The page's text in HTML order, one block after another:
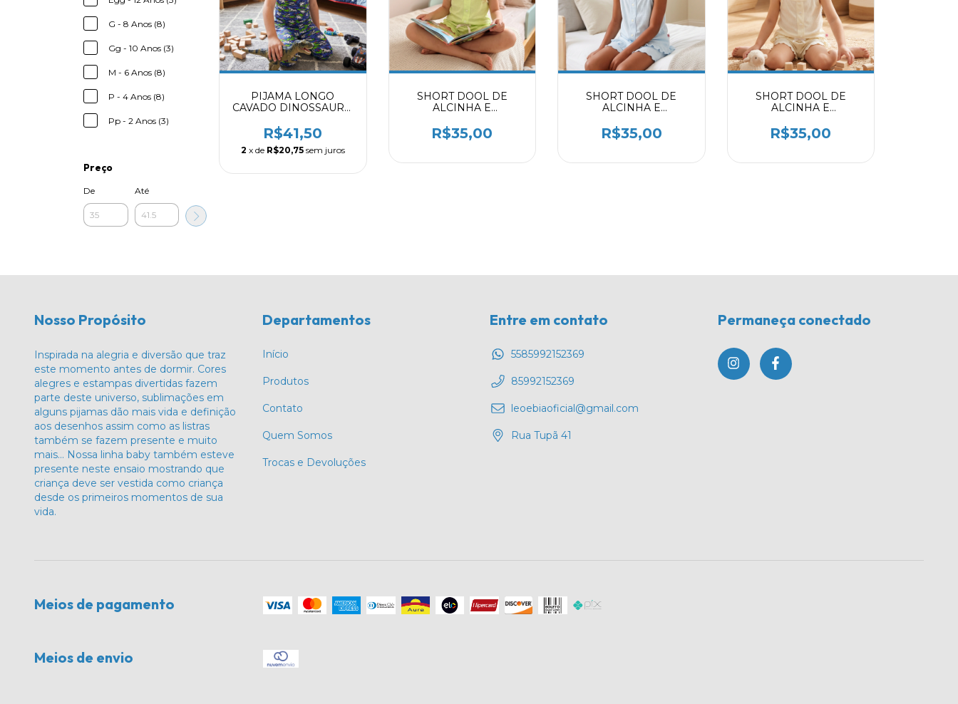
G - 8 Anos (8)
Gg - 10 Anos (3)
M - 6 Anos (8)
P - 4 Anos (8)
Pp - 2 Anos (3)
Preço
De Até
PIJAMA LONGO
CAVADO DINOSSAURO
R$41,50
2 x de R$20,75 sem juros
SHORT DOOL DE
ALCINHA E
NEON 9730115
R$35,00
SHORT DOOL DE
ALCINHA E
9730115
R$35,00
SHORT DOOL DE
ALCINHA E
R$35,00
Nosso Propósito
Inspirada na alegria e diversão que traz
este momento antes de dormir. Cores
alegres e estampas divertidas fazem
parte deste universo, sublimações em
alguns pijamas dão mais vida e definição
aos desenhos assim como as listras
também se fazem presente e muito
mais… Nossa linha baby também esteve
presente neste ensaio mostrando que
criança deve ser vestida como criança
desde os primeiros momentos de sua
vida.
Departamentos
Início
Produtos
Contato
Quem Somos
Trocas e Devoluções
Entre em contato
5585992152369
85992152369
leoebiaoficial@gmail.com
Rua Tupã 41
Permaneça conectado
Meios de pagamento
Meios de envio